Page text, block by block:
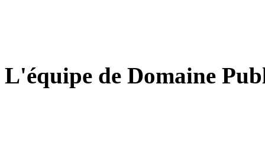
L'équipe de Domaine